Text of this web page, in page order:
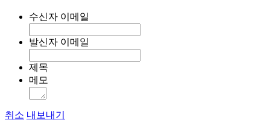
수신자 이메일
발신자 이메일
제목
메모
취소 내보내기